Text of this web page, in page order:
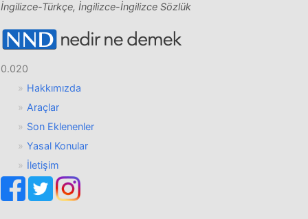
İngilizce-Türkçe, İngilizce-İngilizce Sözlük
0.020
Hakkımızda
Araçlar
Son Eklenenler
Yasal Konular
İletişim